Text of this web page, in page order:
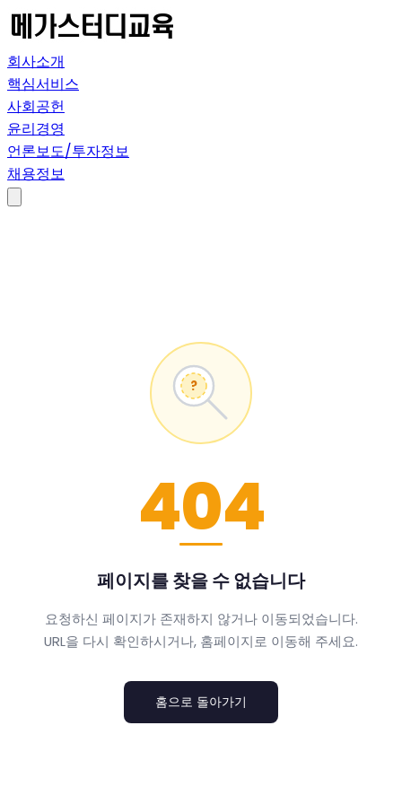
회사소개
핵심서비스
사회공헌
윤리경영
언론보도/투자정보
채용정보
?
404
페이지를 찾을 수 없습니다
요청하신 페이지가 존재하지 않거나 이동되었습니다.
URL을 다시 확인하시거나, 홈페이지로 이동해 주세요.
홈으로 돌아가기